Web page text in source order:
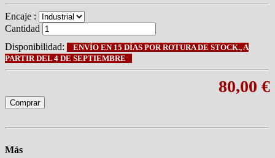
Encaje :
Cantidad
Disponibilidad:
ENVÍO EN 15 DÍAS POR ROTURA DE STOCK., A
PARTIR DEL 4 DE SEPTIEMBRE
80,00 €
Comprar
Más